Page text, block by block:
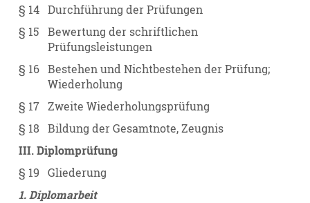
§ 14
Durchführung der Prüfungen
§ 15
Bewertung der schriftlichen
Prüfungsleistungen
§ 16
Bestehen und Nichtbestehen der Prüfung;
Wiederholung
§ 17
Zweite Wiederholungsprüfung
§ 18
Bildung der Gesamtnote, Zeugnis
III. Diplomprüfung
§ 19
Gliederung
1. Diplomarbeit